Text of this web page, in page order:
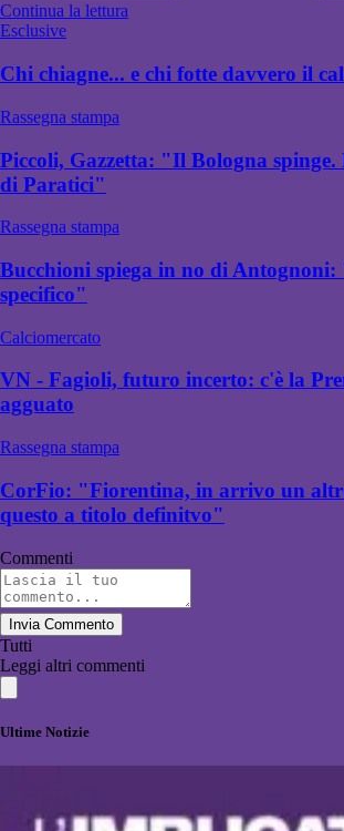
Continua la lettura
Esclusive
Chi chiagne... e chi fotte davvero il
Rassegna stampa
Piccoli, Gazzetta: "Il Bologna spinge.
di Paratici"
Rassegna stampa
Bucchioni spiega in no di
specifico"
Calciomercato
VN - Fagioli, futuro incerto: c'è la
agguato
Rassegna stampa
CorFio: "Fiorentina, in arrivo un
questo a titolo definitvo"
Commenti
Invia Commento
Tutti
Leggi altri commenti
Ultime Notizie